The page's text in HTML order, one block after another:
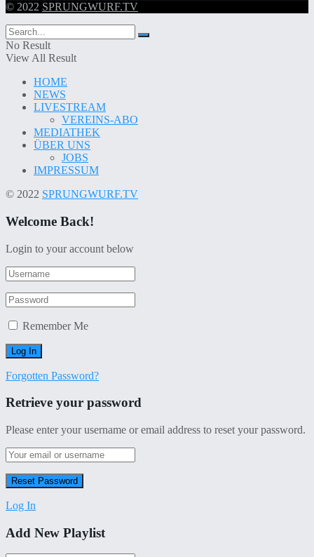
© 2022 SPRUNGWURF.TV
No Result
View All Result
HOME
NEWS
LIVESTREAM
VEREINS-ABO
MEDIATHEK
ÜBER UNS
JOBS
IMPRESSUM
© 2022 SPRUNGWURF.TV
Welcome Back!
Login to your account below
Remember Me
Forgotten Password?
Retrieve your password
Please enter your username or email address to reset your password.
Log In
Add New Playlist